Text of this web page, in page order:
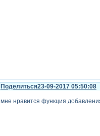
Поделиться23-09-2017 05:50:08
мне нравится функция